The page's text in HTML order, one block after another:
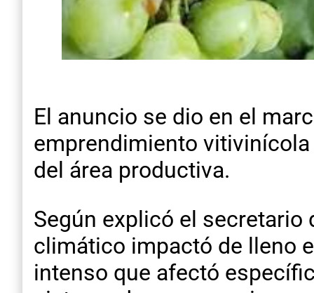
El anuncio se dio en el
emprendimiento
del área productiva.
Según explicó el secretario
climático impactó de lleno
intenso que afectó